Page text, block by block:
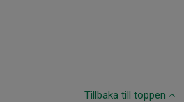
Tillbaka till toppen